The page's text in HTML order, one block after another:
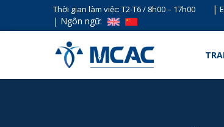
Thời gian làm việc: T2-T6 / 8h00 – 17h00 |
| Ngôn ngữ: